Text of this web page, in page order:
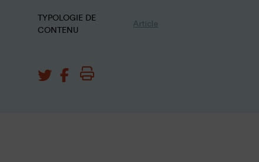
TYPOLOGIE DE
CONTENU
Article